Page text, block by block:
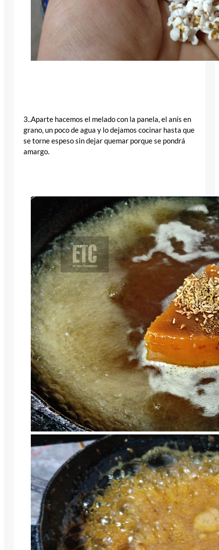
3..Aparte hacemos el melado con la panela, el anís en
grano, un poco de agua y lo dejamos cocinar hasta que
se torne espeso sin dejar quemar porque se pondrá
amargo.